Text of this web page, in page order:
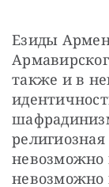
Езиды
также и в
невозможно
невозможно